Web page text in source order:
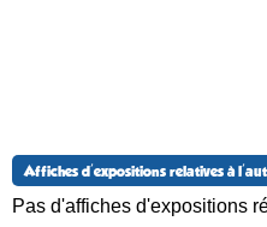
Affiches d'expositions relatives à
Pas d'affiches d'expositions